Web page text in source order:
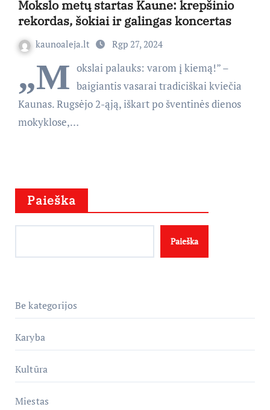
Mokslo metų startas Kaune: krepšinio
rekordas, šokiai ir galingas koncertas
kaunoaleja.lt Rgp 27, 2024
„M okslai palauks: varom į kiemą!” –
baigiantis vasarai tradiciškai kviečia
Kaunas. Rugsėjo 2-ąją, iškart po šventinės dienos
mokyklose,…
Paieška
Paieška
Be kategorijos
Karyba
Kultūra
Miestas